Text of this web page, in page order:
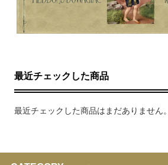
最近チェックした商品
最近チェックした商品はまだありません。